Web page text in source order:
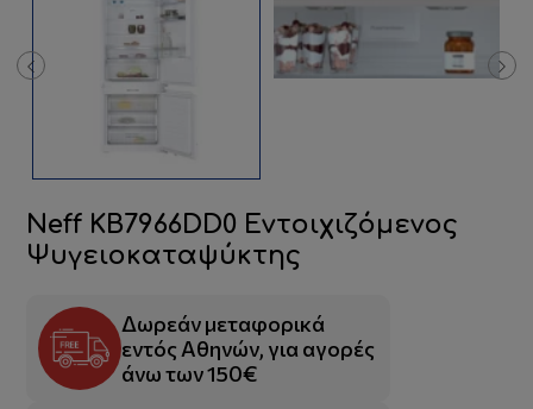
Neff KB7966DD0 Εντοιχιζόμενος
Ψυγειοκαταψύκτης
Δωρεάν μεταφορικά
εντός Αθηνών, για αγορές
άνω των 150€